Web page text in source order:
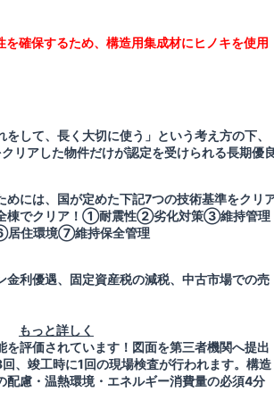
を確保するため、構造用集成材にヒノキを使用
をして、長く大切に使う」という考え方の下、
リアした物件だけが認定を受けられる長期優
めには、国が定めた下記7つの技術基準をクリ
でクリア！ ①耐震性②劣化対策③維持管理
居住環境⑦維持保全管理
金利優遇、固定資産税の減税、中古市場での売
もっと詳しく
を評価されています！図面を第三者機関へ提出
回、竣工時に1回の現場検査が行われます。構造
慮・温熱環境・エネルギー消費量の必須4分